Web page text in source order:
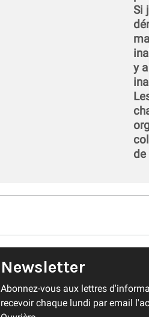
Si
y
de
Newsletter
Abonnez-vous aux lettres
recevoir chaque lundi par email